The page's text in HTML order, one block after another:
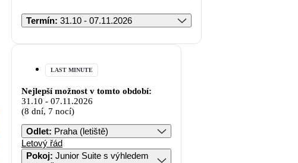
Termín: 31.10 - 07.11.2026
LAST MINUTE
Nejlepší možnost v tomto období:
31.10 - 07.11.2026
(8 dní, 7 nocí)
Odlet: Praha (letiště)
Letový řád
Pokoj: Junior Suite s výhledem